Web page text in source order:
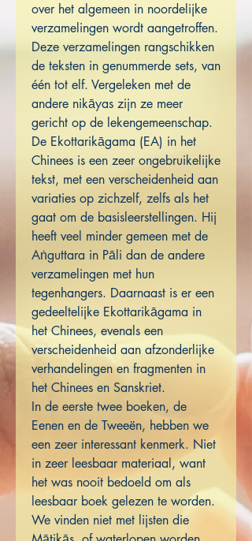
over het algemeen in noordelijke
verzamelingen wordt aangetroffen.
Deze verzamelingen rangschikken
de teksten in genummerde sets, van
één tot elf. Vergeleken met de
andere nikāyas zijn ze meer
gericht op de lekengemeenschap.
De Ekottarikāgama (EA) in het
Chinees is een zeer ongebruikelijke
tekst, met een verscheidenheid aan
variaties op zichzelf, zelfs als het
gaat om de basisleerstellingen. Hij
heeft veel minder gemeen met de
Aṅguttara in Pāli dan de andere
verzamelingen met hun
tegenhangers. Daarnaast is er een
gedeeltelijke Ekottarikāgama in
het Chinees, evenals een
verscheidenheid aan afzonderlijke
verhandelingen en fragmenten in
het Chinees en Sanskriet.
In de eerste twee boeken, de
Eenen en de Tweeën, hebben we
een zeer interessant kenmerk. Niet
in zeer leesbaar materiaal, want
het was nooit bedoeld om als
leesbaar boek gelezen te worden.
We vinden niet met lijsten die